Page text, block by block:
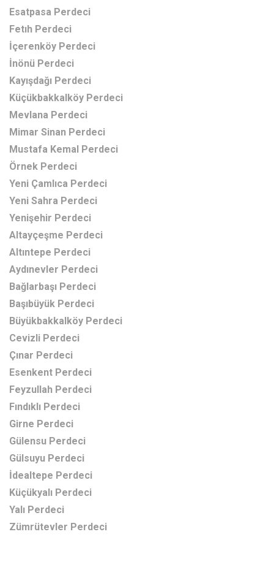
Esatpasa Perdeci
Fetıh Perdeci
İçerenköy Perdeci
İnönü Perdeci
Kayışdağı Perdeci
Küçükbakkalköy Perdeci
Mevlana Perdeci
Mimar Sinan Perdeci
Mustafa Kemal Perdeci
Örnek Perdeci
Yeni Çamlıca Perdeci
Yeni Sahra Perdeci
Yenişehir Perdeci
Altayçeşme Perdeci
Altıntepe Perdeci
Aydınevler Perdeci
Bağlarbaşı Perdeci
Başıbüyük Perdeci
Büyükbakkalköy Perdeci
Cevizli Perdeci
Çınar Perdeci
Esenkent Perdeci
Feyzullah Perdeci
Fındıklı Perdeci
Girne Perdeci
Gülensu Perdeci
Gülsuyu Perdeci
İdealtepe Perdeci
Küçükyalı Perdeci
Yalı Perdeci
Zümrütevler Perdeci